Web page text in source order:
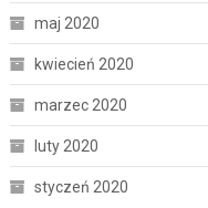
maj 2020
kwiecień 2020
marzec 2020
luty 2020
styczeń 2020